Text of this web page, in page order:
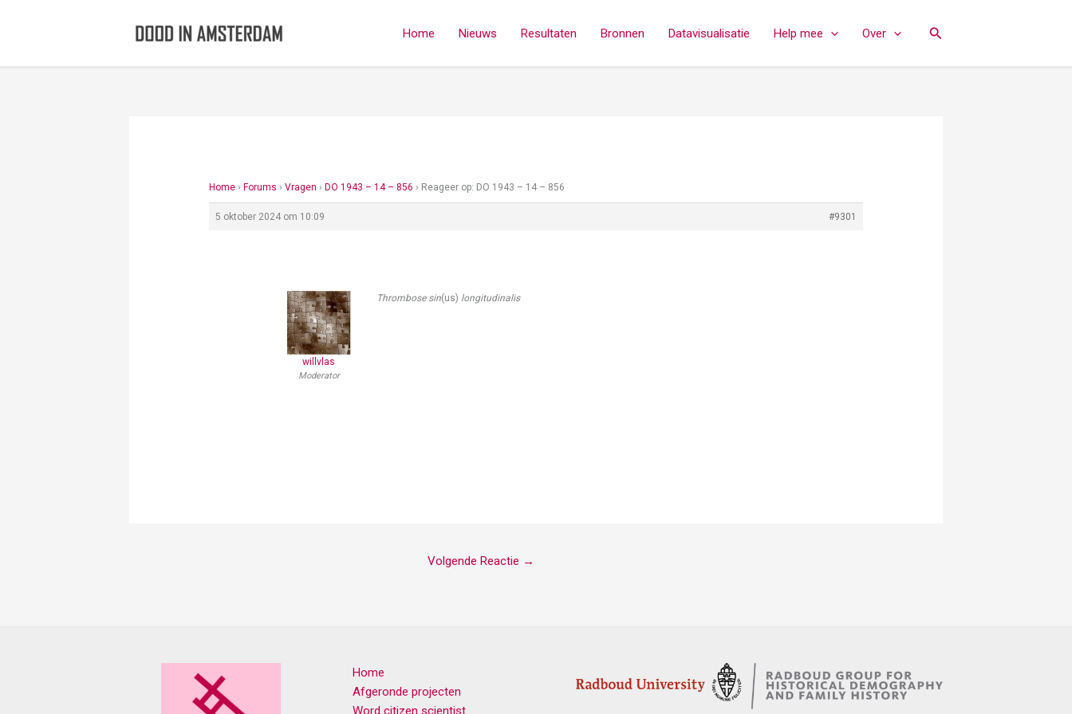
Home Nieuws Resultaten Bronnen Datavisualisatie Help mee Over Zoeken
Home › Forums › Vragen › DO 1943 – 14 – 856 › Reageer op: DO 1943 – 14 – 856
5 oktober 2024 om 10:09 #9301
willvlas
Moderator
Thrombose sin(us) longitudinalis
Volgende Reactie →
Home
Afgeronde projecten
Word citizen scientist